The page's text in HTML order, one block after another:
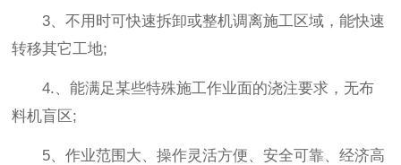
3、不用时可快速拆卸或整机调离施工区域，能快速
转移其它工地;
4.、能满足某些特殊施工作业面的浇注要求，无布
料机盲区;
5、作业范围大、操作灵活方便、安全可靠、经济高